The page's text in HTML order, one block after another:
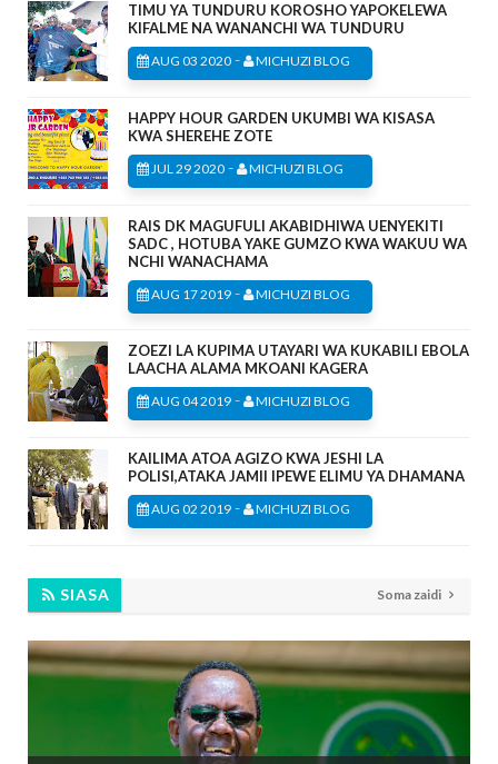
TIMU YA TUNDURU KOROSHO YAPOKELEWA
KIFALME NA WANANCHI WA TUNDURU
AUG 03 2020 - MICHUZI BLOG
HAPPY HOUR GARDEN UKUMBI WA KISASA
KWA SHEREHE ZOTE
JUL 29 2020 - MICHUZI BLOG
RAIS DK MAGUFULI AKABIDHIWA UENYEKITI
SADC , HOTUBA YAKE GUMZO KWA WAKUU WA
NCHI WANACHAMA
AUG 17 2019 - MICHUZI BLOG
ZOEZI LA KUPIMA UTAYARI WA KUKABILI EBOLA
LAACHA ALAMA MKOANI KAGERA
AUG 04 2019 - MICHUZI BLOG
KAILIMA ATOA AGIZO KWA JESHI LA
POLISI,ATAKA JAMII IPEWE ELIMU YA DHAMANA
AUG 02 2019 - MICHUZI BLOG
SIASA Soma zaidi